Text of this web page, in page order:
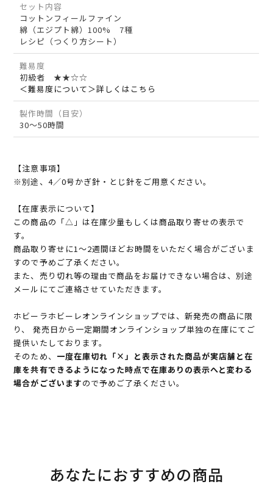
セット内容
コットンフィールファイン
綿（エジプト綿）100% 7種
レシピ（つくり方シート）
難易度
初級者 ★★☆☆
＜難易度について＞詳しくはこちら
製作時間（目安）
30～50時間
【注意事項】
※別途、4／0号かぎ針・とじ針をご用意ください。
【在庫表示について】
この商品の「△」は在庫少量もしくは商品取り寄せの表示で
す。
商品取り寄せに1～2週間ほどお時間をいただく場合がございま
すので予めご了承ください。
また、売り切れ等の理由で商品をお届けできない場合は、別途
メールにてご連絡させていただきます。
ホビーラホビーレオンラインショップでは、新発売の商品に限
り、 発売日から一定期間オンラインショップ単独の在庫にてご
提供いたしております。
そのため、 一度在庫切れ「×」と表示された商品が実店舗と在
庫を共有できるようになった時点で在庫ありの表示へと変わる
場合がございますので予めご了承ください。
あなたにおすすめの商品